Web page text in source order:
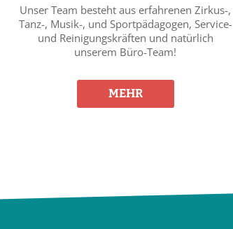
Unser Team besteht aus erfahrenen Zirkus-,
Tanz-, Musik-, und Sportpädagogen, Service-
und Reinigungskräften und natürlich
unserem Büro-Team!
MEHR